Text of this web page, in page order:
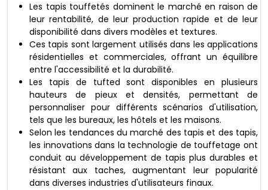
Les tapis touffetés dominent le marché en raison de
leur rentabilité, de leur production rapide et de leur
disponibilité dans divers modèles et textures.
Ces tapis sont largement utilisés dans les applications
résidentielles et commerciales, offrant un équilibre
entre l'accessibilité et la durabilité.
Les tapis de tufted sont disponibles en plusieurs
hauteurs de pieux et densités, permettant de
personnaliser pour différents scénarios d'utilisation,
tels que les bureaux, les hôtels et les maisons.
Selon les tendances du marché des tapis et des tapis,
les innovations dans la technologie de touffetage ont
conduit au développement de tapis plus durables et
résistant aux taches, augmentant leur popularité
dans diverses industries d'utilisateurs finaux.